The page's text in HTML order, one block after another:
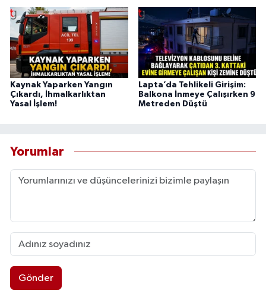
Kaynak Yaparken Yangın
Çıkardı, İhmalkarlıktan
Yasal İşlem!
Lapta’da Tehlikeli Girişim:
Balkona İnmeye Çalışırken 9
Metreden Düştü
Yorumlar
Gönder